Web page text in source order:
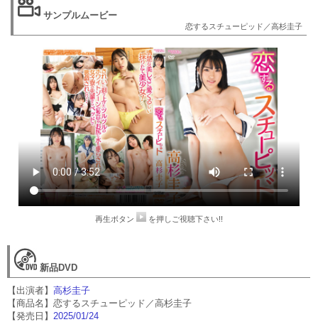
サンプルムービー
恋するスチューピッド／高杉圭子
再生ボタン を押しご視聴下さい!!
新品DVD
【出演者】高杉圭子
【商品名】恋するスチューピッド／高杉圭子
【発売日】 2025/01/24